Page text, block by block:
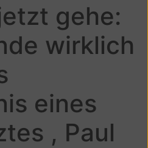
gehe:
wirklich
eines
, Paul